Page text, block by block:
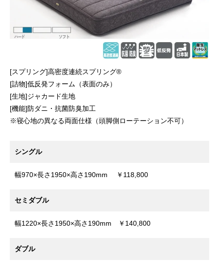
[スプリング]高密度連続スプリング®
[詰物]低反発フォーム（表面のみ）
[生地]ジャカード生地
[機能]防ダニ・抗菌防臭加工
※寝心地の異なる両面仕様（頭脚側ローテーション不可）
シングル
幅970×長さ1950×高さ190mm ￥118,800
セミダブル
幅1220×長さ1950×高さ190mm ￥140,800
ダブル